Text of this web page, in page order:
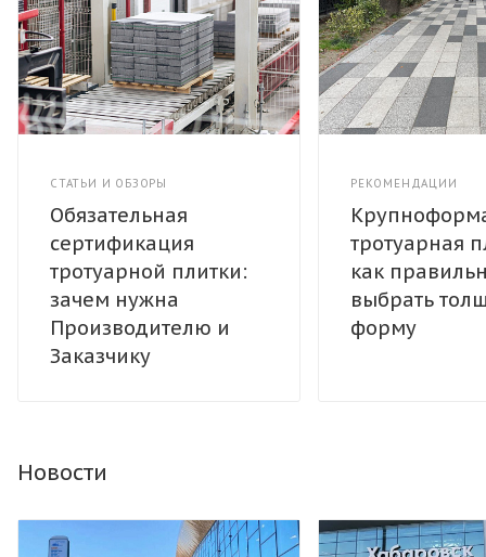
СТАТЬИ И ОБЗОРЫ
Обязательная
сертификация
тротуарной плитки:
зачем нужна
Производителю и
Заказчику
РЕКОМЕНДАЦИИ
тротуарная
как
выбрать
форму
Новости